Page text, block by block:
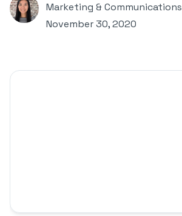
Marketing & Communications
November 30, 2020